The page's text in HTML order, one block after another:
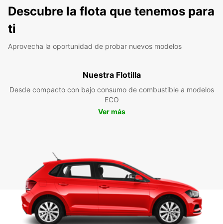
Descubre la flota que tenemos para
ti
Aprovecha la oportunidad de probar nuevos modelos
Nuestra Flotilla
Desde compacto con bajo consumo de combustible a modelos
ECO
Ver más